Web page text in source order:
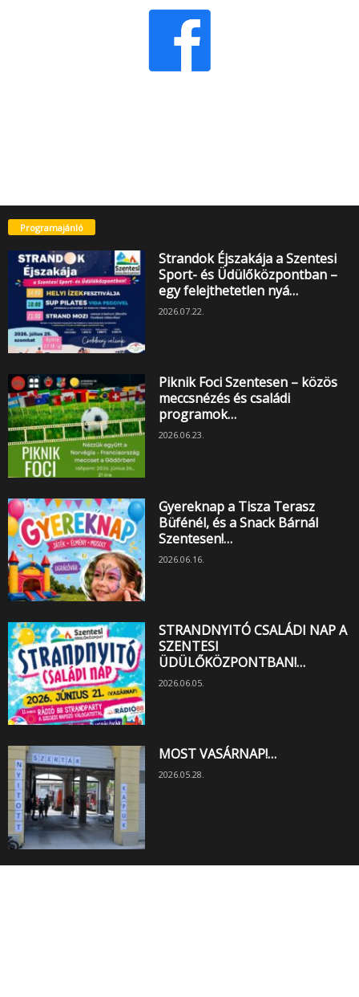
Programajánló
Strandok Éjszakája a Szentesi
Sport- és Üdülőközpontban –
egy felejthetetlen nyá…
2026.07.22.
Piknik Foci Szentesen – közös
meccsnézés és családi
programok…
2026.06.23.
Gyereknap a Tisza Terasz
Büfénél, és a Snack Bárnál
Szentesen!…
2026.06.16.
STRANDNYITÓ CSALÁDI NAP A
SZENTESI
ÜDÜLŐKÖZPONTBAN!…
2026.06.05.
MOST VASÁRNAP!…
2026.05.28.